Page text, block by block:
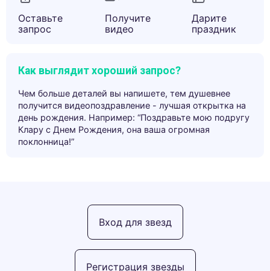
Оставьте
запрос
Получите
видео
Дарите
праздник
Как выглядит хороший запрос?
Чем больше деталей вы напишете, тем душевнее
получится видеопоздравление - лучшая открытка на
день рождения. Например: “Поздравьте мою подругу
Клару с Днем Рождения, она ваша огромная
поклонница!”
Регистрация звезды
Вход для звезд